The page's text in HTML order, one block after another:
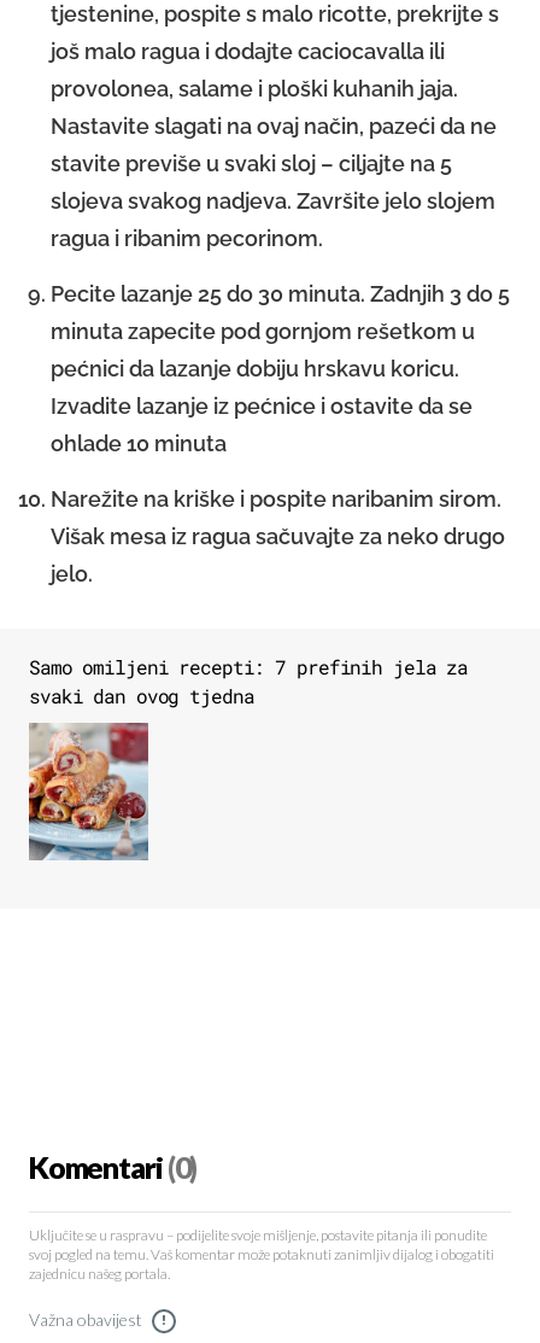
tjestenine, pospite s malo ricotte, prekrijte s
još malo ragua i dodajte caciocavalla ili
provolonea, salame i ploški kuhanih jaja.
Nastavite slagati na ovaj način, pazeći da ne
stavite previše u svaki sloj – ciljajte na 5
slojeva svakog nadjeva. Završite jelo slojem
ragua i ribanim pecorinom.
Pecite lazanje 25 do 30 minuta. Zadnjih 3 do 5
minuta zapecite pod gornjom rešetkom u
pećnici da lazanje dobiju hrskavu koricu.
Izvadite lazanje iz pećnice i ostavite da se
ohlade 10 minuta
Narežite na kriške i pospite naribanim sirom.
Višak mesa iz ragua sačuvajte za neko drugo
jelo.
Samo omiljeni recepti: 7 prefinih jela za
svaki dan ovog tjedna
Komentari(0)
Uključite se u raspravu – podijelite svoje mišljenje, postavite pitanja ili ponudite
svoj pogled na temu. Vaš komentar može potaknuti zanimljiv dijalog i obogatiti
zajednicu našeg portala.
Važna obavijest !